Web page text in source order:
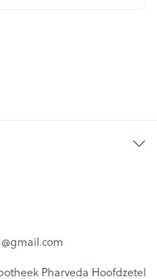
gmail.com
Pharveda Hoofdzetel